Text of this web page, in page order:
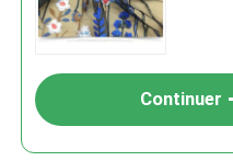
Continuer